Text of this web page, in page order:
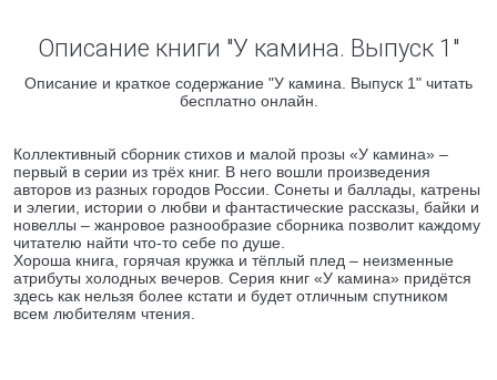
Описание книги "У камина. Выпуск 1"
Описание и краткое содержание "У камина. Выпуск 1" читать
бесплатно онлайн.
Коллективный сборник стихов и малой прозы «У камина» –
первый в серии из трёх книг. В него вошли произведения
авторов из разных городов России. Сонеты и баллады, катрены
и элегии, истории о любви и фантастические рассказы, байки и
новеллы – жанровое разнообразие сборника позволит каждому
читателю найти что-то себе по душе.
Хороша книга, горячая кружка и тёплый плед – неизменные
атрибуты холодных вечеров. Серия книг «У камина» придётся
здесь как нельзя более кстати и будет отличным спутником
всем любителям чтения.